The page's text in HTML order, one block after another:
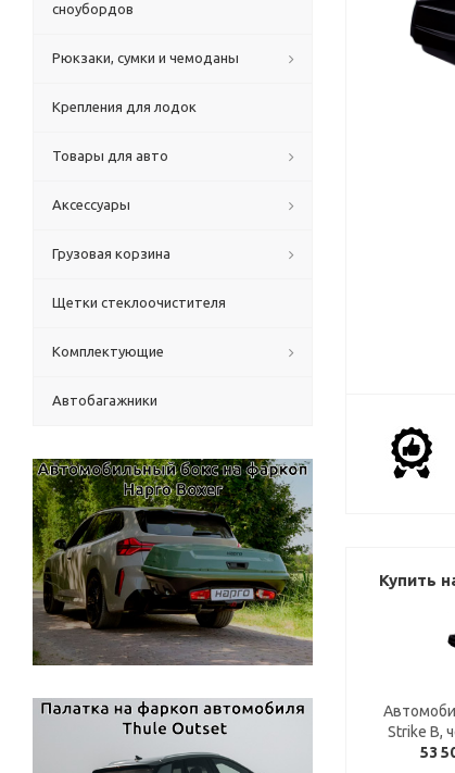
Купить
Strike B,
53
сноубордов
Рюкзаки, сумки и чемоданы
Крепления для лодок
Товары для авто
Аксессуары
Грузовая корзина
Щетки стеклоочистителя
Комплектующие
Автобагажники